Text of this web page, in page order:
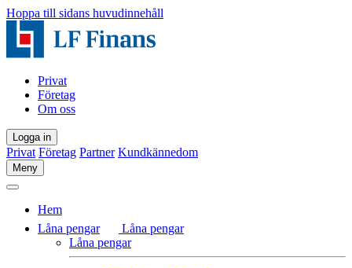
Hoppa till sidans huvudinnehåll
Privat
Företag
Om oss
Logga in
Privat Företag Partner Kundkännedom
Meny
Hem
Låna pengar
Låna pengar
Låna pengar